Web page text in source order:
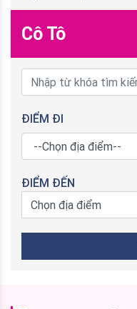
Cô Tô
ĐIỂM ĐI
ĐIỂM ĐẾN
Chọn địa điểm